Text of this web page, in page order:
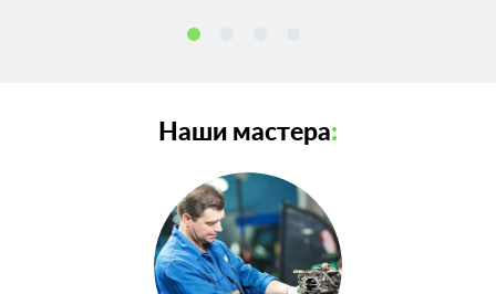
Наши мастера: